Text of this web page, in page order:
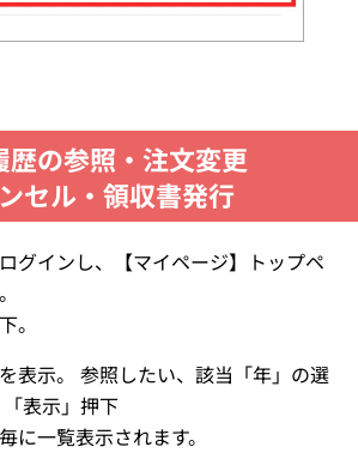
歴の参照・注文変更
セル・領収書発行
グインし、【マイページ】トップペ
。
表示。 参照したい、該当「年」の選
表示」押下
に一覧表示されます。